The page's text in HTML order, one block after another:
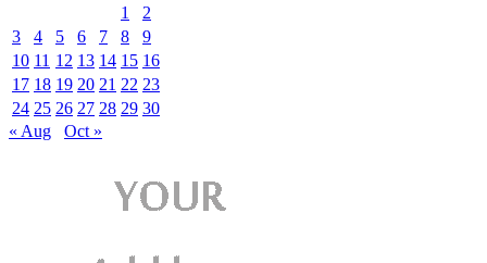
1
2
3
4 5 6 7 8
9
10 11 12 13 14 15 16
17 18 19 20 21 22 23
24 25 26 27 28 29 30
« Aug
Oct »